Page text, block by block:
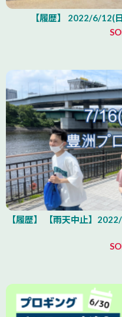
【履歴】 2022/6/12(
【履歴】 【雨天中止】